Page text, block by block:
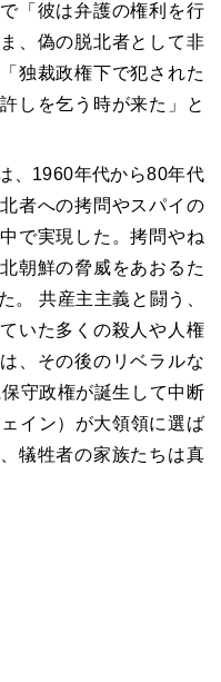
「彼は弁護の権利を行
、偽の脱北者として非
独裁政権下で犯された
しを乞う時が来た」と
、1960年代から80年代
者への拷問やスパイの
で実現した。拷問やね
朝鮮の脅威をあおるた
。 共産主主義と闘う、
いた多くの殺人や人権
、その後のリベラルな
守政権が誕生して中断
イン）が大領領に選ば
犠牲者の家族たちは真